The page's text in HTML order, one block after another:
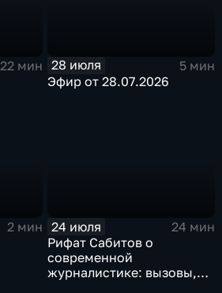
22 мин
28 июля
5 мин
Эфир от 28.07.2026
2 мин
24 июля
24 мин
Рифат Сабитов о
современной
журналистике: вызовы,